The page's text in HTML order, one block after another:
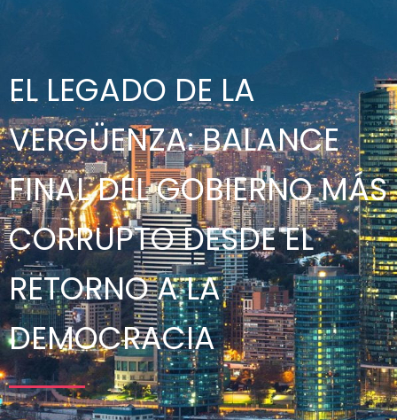
EL LEGADO DE LA
VERGÜENZA: BALANCE
FINAL DEL GOBIERNO MÁS
CORRUPTO DESDE EL
RETORNO A LA
DEMOCRACIA